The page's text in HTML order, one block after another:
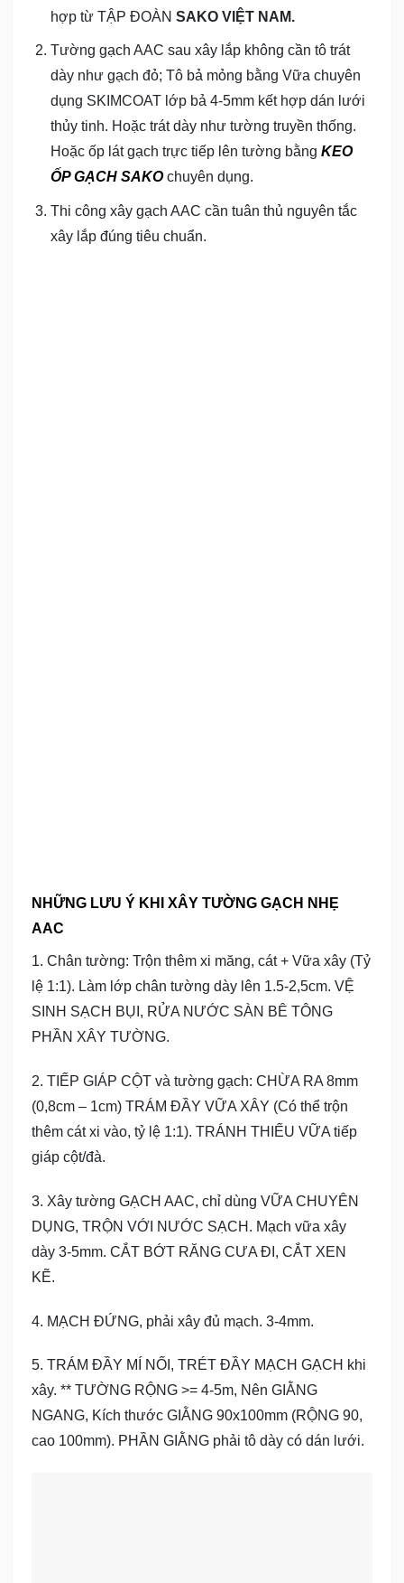
hợp từ TẬP ĐOÀN SAKO VIỆT NAM.
Tường gạch AAC sau xây lắp không cần tô trát
dày như gạch đỏ; Tô bả mỏng bằng Vữa chuyên
dụng SKIMCOAT lớp bả 4-5mm kết hợp dán lưới
thủy tinh. Hoặc trát dày như tường truyền thống.
Hoặc ốp lát gạch trực tiếp lên tường bằng KEO
ỐP GẠCH SAKOchuyên dụng.
Thi công xây gạch AAC cần tuân thủ nguyên tắc
xây lắp đúng tiêu chuẩn.
NHỮNG LƯU Ý KHI XÂY TƯỜNG GẠCH NHẸ
AAC
1. Chân tường: Trộn thêm xi măng, cát + Vữa xây (Tỷ
lệ 1:1). Làm lớp chân tường dày lên 1.5-2,5cm. VỆ
SINH SẠCH BỤI, RỬA NƯỚC SÀN BÊ TÔNG
PHẦN XÂY TƯỜNG.
2. TIẾP GIÁP CỘT và tường gạch: CHỪA RA 8mm
(0,8cm – 1cm) TRÁM ĐẦY VỮA XÂY (Có thể trộn
thêm cát xi vào, tỷ lệ 1:1). TRÁNH THIẾU VỮA tiếp
giáp cột/đà.
3. Xây tường GẠCH AAC, chỉ dùng VỮA CHUYÊN
DỤNG, TRỘN VỚI NƯỚC SẠCH. Mạch vữa xây
dày 3-5mm. CẮT BỚT RĂNG CƯA ĐI, CẮT XEN
KẼ.
4. MẠCH ĐỨNG, phải xây đủ mạch. 3-4mm.
5. TRÁM ĐẦY MÍ NỐI, TRÉT ĐẦY MẠCH GẠCH khi
xây. ** TƯỜNG RỘNG >= 4-5m, Nên GIẰNG
NGANG, Kích thước GIẰNG 90x100mm (RỘNG 90,
cao 100mm). PHẦN GIẰNG phải tô dày có dán lưới.